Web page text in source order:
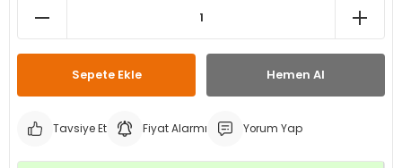
Sepete Ekle Hemen Al
Tavsiye Et Fiyat Alarmı Yorum Yap